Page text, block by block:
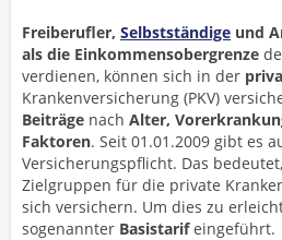
Freiberufler, Selbstständige und
als die Einkommensobergrenze
verdienen, können sich in der
Krankenversicherung (PKV)
Beiträge nach Alter,
Faktoren. Seit 01.01.2009 gibt es
Versicherungspflicht. Das
Zielgruppen für die private
sich versichern. Um dies zu
sogenannter Basistarifeingeführt.